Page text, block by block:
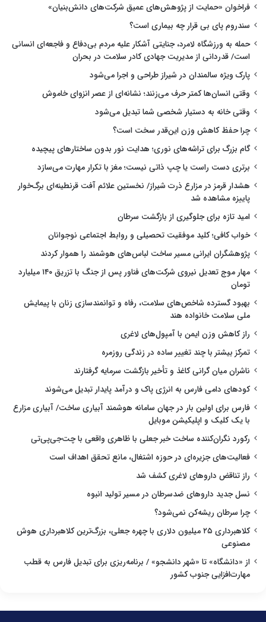
فراخوان «حمایت از پژوهش‌های عمیق شرکت‌های دانش‌بنیان»
سندروم پای بی قرار چه بیماری است؟
حمله به ورزشگاه لامرد، جنایتی آشکار علیه مردم بی‌دفاع و فاجعه‌ای انسانی
است/ قدردانی از مدیریت جهادی کادر سلامت در بحران
پارک ویژه سالمندان در شیراز طراحی و اجرا می‌شود
وقتی انسان‌ها کمتر حرف می‌زنند؛ نشانه‌ای از عصر انزوای خاموش
وقتی خانه به دستیار شخصی شما تبدیل می‌شود
چرا حفظ کاهش وزن این‌قدر سخت است؟
گام بزرگ برای تراشه‌های نوری؛ هدایت نور بدون ساختارهای پیچیده
برتری دست راست یا چپ ذاتی نیست؛ مغز با تکرار مهارت می‌سازد
هشدار قرمز در مزارع ذرت شیراز/ نخستین علائم آفت قرنطینه‌ای برگ‌خوار
پاییزه مشاهده شد
امید تازه برای جلوگیری از بازگشت سرطان
خواب کافی؛ کلید موفقیت تحصیلی و روابط اجتماعی نوجوانان
پژوهشگران ایرانی مسیر ساخت لباس‌های هوشمند را هموار کردند
مهار موج تعدیل نیروی شرکت‌های فناور پس از جنگ با تزریق ۱۴۰ میلیارد
تومان
بهبود گسترده شاخص‌های سلامت، رفاه و توانمندسازی زنان با پیمایش
ملی سلامت خانواده هند
راز کاهش وزن ایمن با آمپول‌های لاغری
تمرکز بیشتر با چند تغییر ساده در زندگی روزمره
ناشران میان گرانی کاغذ و تأخیر بازگشت سرمایه گرفتارند
کودهای دامی فارس به انرژی پاک و درآمد پایدار تبدیل می‌شوند
فارس برای اولین بار در جهان سامانه هوشمند آبیاری ساخت/ آبیاری مزارع
با یک کلیک و اپلیکیشن موبایل
رکورد نگران‌کننده ساخت خبر جعلی با ظاهری واقعی با چت‌جی‌پی‌تی
فعالیت‌های جزیره‌ای در حوزه اشتغال، مانع تحقق اهداف است
راز تناقض داروهای لاغری کشف شد
نسل جدید داروهای ضدسرطان در مسیر تولید انبوه
چرا سرطان ریشه‌کن نمی‌شود؟
کلاهبرداری ۲۵ میلیون دلاری با چهره جعلی، بزرگ‌ترین کلاهبرداری هوش
مصنوعی
از «دانشگاه» تا «شهر دانشجو» / برنامه‌ریزی برای تبدیل فارس به قطب
مهارت‌افزایی جنوب کشور